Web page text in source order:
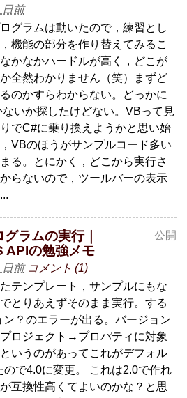
前
グラムは動いたので，練習とし
機能の部分を作り替えてみるこ
かなかハードルが高く，どこが
全然わかりません（笑）まずど
のかすらわからない。どっかに
いか探したけどない。VBって見
でC#に乗り換えようかと思い始
VBのほうがサンプルコード多い
る。とにかく，どこから実行さ
らないので，ツールバーの表示
公開
ラムの実行｜
APIの勉強メモ
前 コメント (1)
テンプレート，サンプルにもな
とりあえずそのまま実行。する
？のエラーが出る。バージョン
ロジェクト→プロパティに対象
いうのがあってこれがデフォル
ので4.0に変更。 これは2.0で作れ
互換性高くてよいのかな？と思